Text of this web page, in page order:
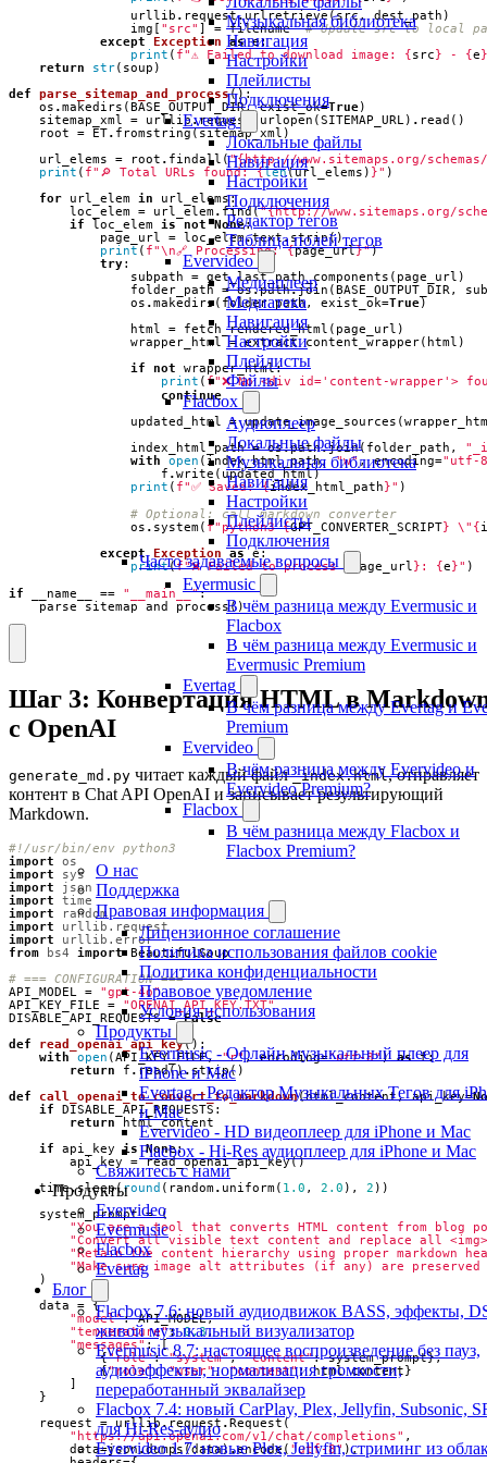
Музыкальная библиотека
Навигация
Настройки
Плейлисты
Подключения
Evertag
Локальные файлы
Навигация
Настройки
Подключения
Редактор тегов
Таблица полей тегов
Evervideo
Медиаплеер
Медиатека
Навигация
Настройки
Плейлисты
Файлы
Flacbox
Аудиоплеер
Локальные файлы
Музыкальная библиотека
Навигация
Настройки
Плейлисты
Подключения
Часто задаваемые вопросы
Evermusic
В чём разница между Evermusic и
Flacbox
В чём разница между Evermusic и
Evermusic Premium
Evertag
В чём разница между Evertag и
Premium
Evervideo
В чём разница между Evervideo и
Evervideo Premium?
Flacbox
В чём разница между Flacbox и
Flacbox Premium?
О нас
Поддержка
Правовая информация
Лицензионное соглашение
Политика использования файлов cookie
Политика конфиденциальности
Правовое уведомление
Условия использования
Продукты
Evermusic - Офлайн музыкальный плеер для
iPhone и Mac
Evertag - Редактор Музыкальных Тегов для
и Mac
Evervideo - HD видеоплеер для iPhone и Mac
Flacbox - Hi-Res аудиоплеер для iPhone и Mac
Свяжитесь с нами
Продукты
Evervideo
Evermusic
Flacbox
Evertag
Блог
Flacbox 7.6: новый аудиодвижок BASS, эффекты,
живой музыкальный визуализатор
Evermusic 8.7: настоящее воспроизведение без пауз,
аудиоэффекты, нормализация громкости,
переработанный эквалайзер
Flacbox 7.4: новый CarPlay, Plex, Jellyfin, Subsonic,
для Hi-Res-аудио
Evervideo 1.7: новые Plex, Jellyfin, стриминг из
urllib . request. urlretrieve (src , dest_path )
img [ "src" ] = filename
# Update src to local
except
Exception as e:
print ( f"⚠️ Failed to download image: {src} - {e}
return
str( soup )
def
parse_sitemap_and_process():
os .makedirs (BASE_OUTPUT_DIR, exist_ok=True)
sitemap_xml
= urllib.request urlopen (SITEMAP_URL ) . read ()
root
= ET. fromstring(sitemap_xml )
url_elems
= root . findall ("{http://www.sitemaps.org/
print ( f"🔎 Total URLs found: {len(url_elems ) }" )
for
url_elem in url_elems:
loc_elem = url_elem. find("{http://www.sitemaps.org/
if
loc_elem is not None:
page_url
= loc_elem.text. strip()
print ( f"\n🔗 Processing: {page_url}")
try:
subpath
= get_last_path_components ( page_url )
folder_path = os.path.join (BASE_OUTPUT_DIR ,
os .makedirs( folder_path, exist_ok=True)
html
= fetch_rendered_html ( page_url )
wrapper_html
= extract_content_wrapper( html )
if
not wrapper_html:
print ( f"❌ No <div id='content-wrapper'>
continue
updated_html
= update_image_sources (
index_html_path = os.path.join( folder_path ,
with
open ( index_html_path, "w", encoding="utf-
f .write ( updated_html)
print ( f"✅ Saved: {index_html_path}" )
# Optional: call markdown converter
os . system( f"python3 {GPT_CONVERTER_SCRIPT} \" {
except Exception as e:
print(f"❌ Failed to process page_url } : {e}" )
if __name__ == "__main__":
parse_sitemap_and_process()
Шаг 3: Конвертация HTML в
с OpenAI
generate_md.py читает каждый файл_index.html, отправляет
контент в Chat API OpenAI и записывает результирующий
Markdown.
#!/usr/bin/env python3
import
os
import
sys
import
json
import
time
import
random
import
urllib.request
import
urllib.error
from
bs4 import BeautifulSoup
# === CONFIGURATION ===
API_MODEL
=
"gpt-4o"
API_KEY_FILE
=
"OPENAI_API_KEY.TXT"
DISABLE_API_REQUESTS = False
def
read_openai_api_key():
with
open (API_KEY_FILE, "r", encoding="utf-8") as f:
return
f . read().strip()
def
call_openai_to_convert_to_markdown(html_content, api_key=
if
DISABLE_API_REQUESTS :
return
html_content
if
api_key is None:
api_key
= read_openai_api_key()
time.sleep( round ( random. uniform( 1.0 , 2.0 ), 2 ))
system_prompt = (
"You are a tool that converts HTML content from blog
"Convert all visible text content and replace all
"Retain the content hierarchy using proper markdown
"Make sure image alt attributes (if any) are
)
data
= {
"model": API_MODEL,
"temperature": 0.3,
"messages" :
[
{"role": "system", "content": system_prompt},
{"role": "user", "content": html_content}
]
}
request
= urllib . request .Request (
"https://api.openai.com/v1/chat/completions" ,
data=json.dumps(data).encode( "utf-8" ),